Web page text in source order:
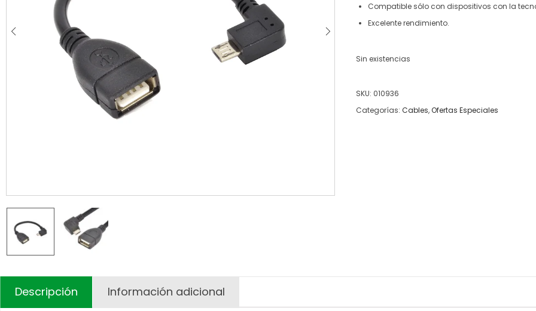
Compatible sólo con dispositivos con la
Excelente rendimiento.
Sin existencias
SKU: 010936
Categorías: Cables,Ofertas Especiales
Descripción Información adicional